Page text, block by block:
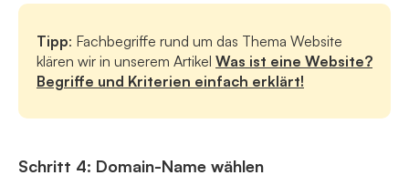
Tipp: Fachbegriffe rund um das Thema Website
klären wir in unserem Artikel Was ist eine Website?
Begriffe und Kriterien einfach erklärt!
Schritt 4: Domain-Name wählen